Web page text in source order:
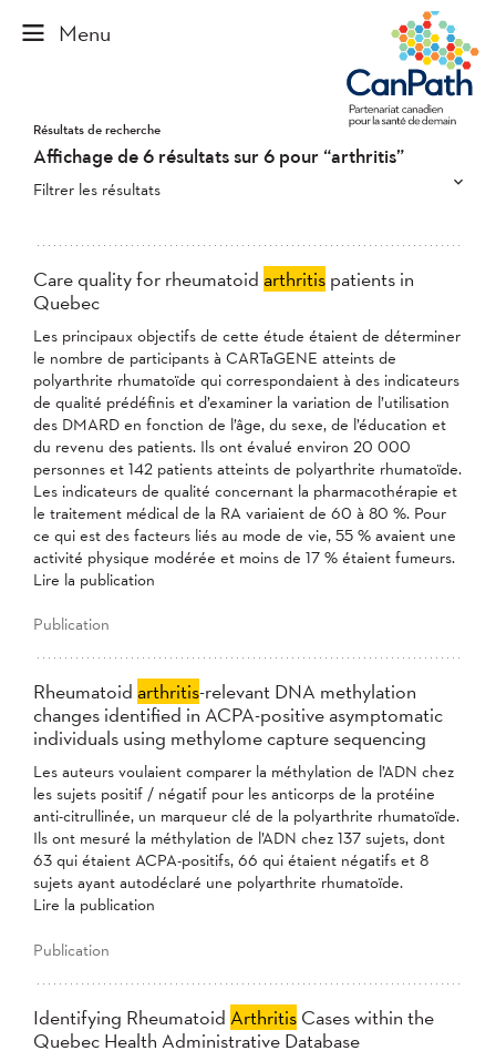
Résultats de recherche
Affichage de 6 résultats sur 6 pour “arthritis”
Filtrer les résultats
Care quality for rheumatoid arthritis patients in
Quebec
Les principaux objectifs de cette étude étaient de déterminer
le nombre de participants à CARTaGENE atteints de
polyarthrite rhumatoïde qui correspondaient à des indicateurs
de qualité prédéfinis et d’examiner la variation de l’utilisation
des DMARD en fonction de l’âge, du sexe, de l’éducation et
du revenu des patients. Ils ont évalué environ 20 000
personnes et 142 patients atteints de polyarthrite rhumatoïde.
Les indicateurs de qualité concernant la pharmacothérapie et
le traitement médical de la RA variaient de 60 à 80 %. Pour
ce qui est des facteurs liés au mode de vie, 55 % avaient une
activité physique modérée et moins de 17 % étaient fumeurs.
Lire la publication
Publication
Rheumatoid arthritis-relevant DNA methylation
changes identified in ACPA-positive asymptomatic
individuals using methylome capture sequencing
Les auteurs voulaient comparer la méthylation de l’ADN chez
les sujets positif / négatif pour les anticorps de la protéine
anti-citrullinée, un marqueur clé de la polyarthrite rhumatoïde.
Ils ont mesuré la méthylation de l’ADN chez 137 sujets, dont
63 qui étaient ACPA-positifs, 66 qui étaient négatifs et 8
sujets ayant autodéclaré une polyarthrite rhumatoïde.
Lire la publication
Publication
Identifying Rheumatoid Arthritis Cases within the
Quebec Health Administrative Database